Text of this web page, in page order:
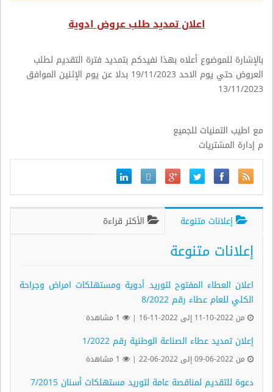
اعلان تمديد طلب عروض ادوية
بالإشارة للموضوع أعلاه بهذا نفيدكم بتمديد فترة التقديم لطلب
العروض حتي يوم الاحد 19/11/2023 بدلا عن يوم الإثنين الموافق
13/11/2023
مع اطيب التمنيات للجميع
م إدارة المشتريات
إعلانات متنوعة الأكثر قراءة
إعلانات متنوعة
اعلان العطاء المفتوح لتوريد أدوية ومستهلكات امراض وجراحة
الكلي للعام عطاء رقم 8/2022
من 2022-10-11 إلى 2022-11-16 |
إعلان تمديد عطاء الصناعة الوطنية رقم 1/2022
من 2022-06-09 إلى 2022-06-22 |
دعوة للتقديم لمناقصة عامة لتوريد مستهلكات أسنان 7/2015